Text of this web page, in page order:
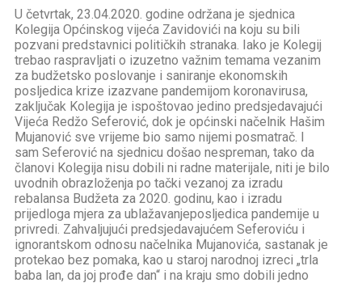
U četvrtak, 23.04.2020. godine održana je sjednica
Kolegija Općinskog vijeća Zavidovići na koju su bili
pozvani predstavnici političkih stranaka. Iako je Kolegij
trebao raspravljati o izuzetno važnim temama vezanim
za budžetsko poslovanje i saniranje ekonomskih
posljedica krize izazvane pandemijom koronavirusa,
zaključak Kolegija je ispoštovao jedino predsjedavajući
Vijeća Redžo Seferović, dok je općinski načelnik Hašim
Mujanović sve vrijeme bio samo nijemi posmatrač. I
sam Seferović na sjednicu došao nespreman, tako da
članovi Kolegija nisu dobili ni radne materijale, niti je bilo
uvodnih obrazloženja po tački vezanoj za izradu
rebalansa Budžeta za 2020. godinu, kao i izradu
prijedloga mjera za ublažavanjeposljedica pandemije u
privredi. Zahvaljujući predsjedavajućem Seferoviću i
ignorantskom odnosu načelnika Mujanovića, sastanak je
protekao bez pomaka, kao u staroj narodnoj izreci „trla
baba lan, da joj prođe dan“ i na kraju smo dobili jedno